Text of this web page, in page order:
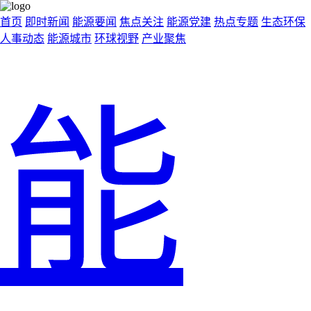
首页 即时新闻 能源要闻 焦点关注 能源党建 热点专题 生态环保
人事动态 能源城市 环球视野 产业聚焦
能